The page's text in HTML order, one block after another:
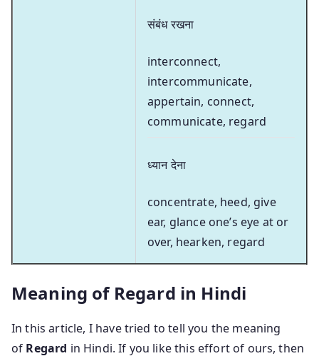
संबंध रखना
interconnect,
intercommunicate,
appertain, connect,
communicate, regard
ध्यान देना
concentrate, heed, give
ear, glance one’s eye at or
over, hearken, regard
Meaning of Regard in Hindi
In this article, I have tried to tell you the meaning
of Regard in Hindi. If you like this effort of ours, then